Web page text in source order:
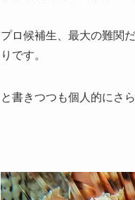
プロ候補生、最大の難関
りです。
と書きつつも個人的にさ